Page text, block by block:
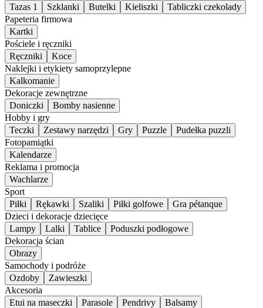
Tazas 1
Szklanki Butelki Kieliszki
Tabliczki czekolady
Papeteria firmowa
Kartki
Pościele i ręczniki
Ręczniki
Koce
Naklejki i etykiety samoprzylepne
Kalkomanie
Dekoracje zewnętrzne
Doniczki
Bomby nasienne
Hobby i gry
Teczki
Zestawy narzędzi Gry Puzzle
Pudełka puzzli
Fotopamiątki
Kalendarze
Reklama i promocja
Wachlarze
Sport
Piłki
Rękawki Szaliki Piłki golfowe
Gra pétanque
Dzieci i dekoracje dziecięce
Lampy
Lalki Tablice
Poduszki podłogowe
Dekoracja ścian
Obrazy
Samochody i podróże
Ozdoby
Zawieszki
Akcesoria
Etui na maseczki
Parasole Pendrivy
Balsamy